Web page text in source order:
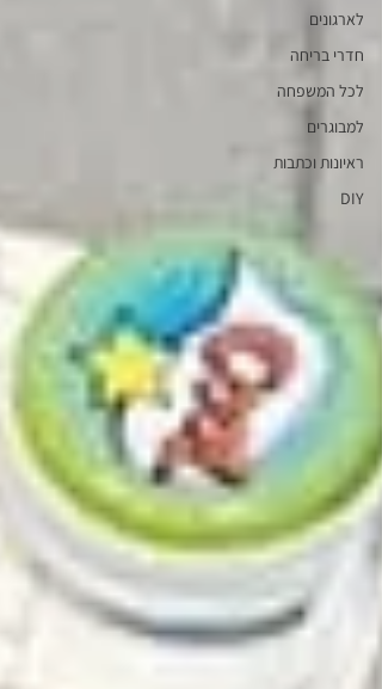
לארגונים
חדרי בריחה
לכל המשפחה
למבוגרים
ראיונות וכתבות
DIY